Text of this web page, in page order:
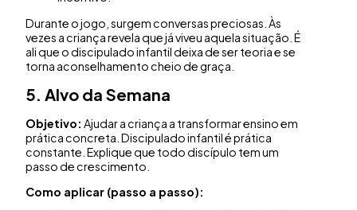
Durante o jogo, surgem conversas preciosas. Às
vezes a criança revela que já viveu aquela situação. É
ali que o discipulado infantil deixa de ser teoria e se
torna aconselhamento cheio de graça.
5. Alvo da Semana
Objetivo: Ajudar a criança a transformar ensino em
prática concreta. Discipulado infantil é prática
constante. Explique que todo discípulo tem um
passo de crescimento.
Como aplicar (passo a passo):